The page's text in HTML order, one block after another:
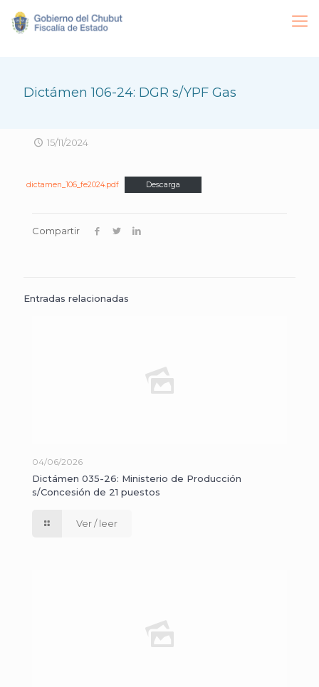
Dictámen 106-24: DGR s/YPF Gas
15/11/2024
dictamen_106_fe2024.pdf Descarga
Compartir
Entradas relacionadas
04/06/2026
Dictámen 035-26: Ministerio de Producción
s/Concesión de 21 puestos
Ver / leer